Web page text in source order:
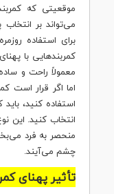
موقعیتی که
می‌تواند بر انتخاب
برای استفاده
کمربندهایی با
معمولاً راحت و
اما اگر قرار است
استفاده کنید،
انتخاب کنید. این
منحصر به فرد
چشم می‌آیند.
تأثیر پهنای